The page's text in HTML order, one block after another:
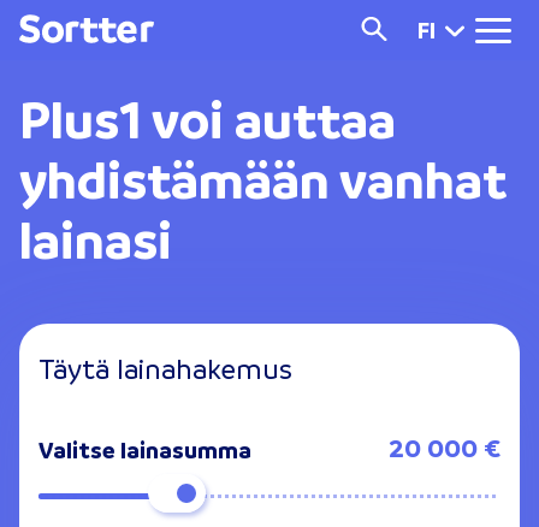
FI
Plus1 voi auttaa
yhdistämään vanhat
lainasi
Täytä lainahakemus
Valitse lainasumma 20 000 €